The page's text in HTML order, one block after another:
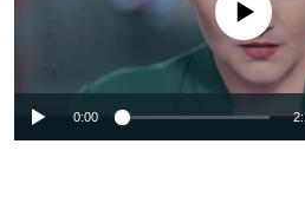
No media source
0:00